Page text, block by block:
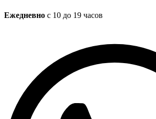
Ежедневно с 10 до 19 часов